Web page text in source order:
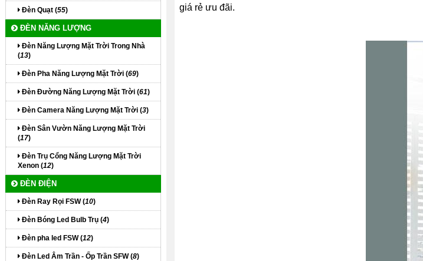
giá rẻ ưu đãi.
Đèn Quạt (55)
ĐÈN NĂNG LƯỢNG
Đèn Năng Lượng Mặt Trời Trong Nhà
(13)
Đèn Pha Năng Lượng Mặt Trời (69)
Đèn Đường Năng Lượng Mặt Trời (61)
Đèn Camera Năng Lượng Mặt Trời (3)
Đèn Sân Vườn Năng Lượng Mặt Trời
(17)
Đèn Trụ Cổng Năng Lượng Mặt Trời
Xenon (12)
ĐÈN ĐIỆN
Đèn Ray Rọi FSW (10)
Đèn Bóng Led Bulb Trụ (4)
Đèn pha led FSW (12)
Đèn Led Âm Trần - Ốp Trần SFW (8)